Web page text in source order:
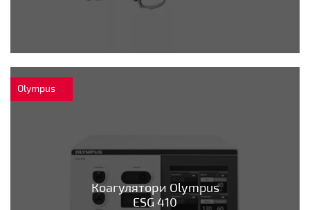
Olympus
Коагулятори Olympus
ESG 410